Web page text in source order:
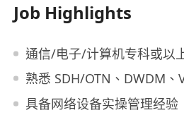
Job Highlights
通信/电子/计算机专科或以
熟悉 SDH/OTN、DWDM、
具备网络设备实操管理经验